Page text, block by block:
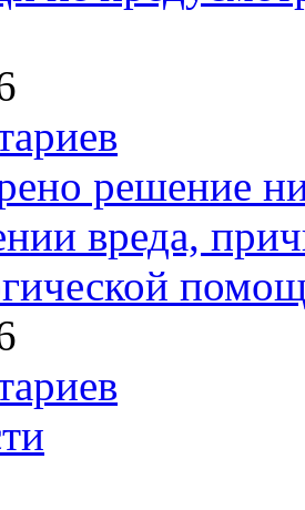
решение
вреда,